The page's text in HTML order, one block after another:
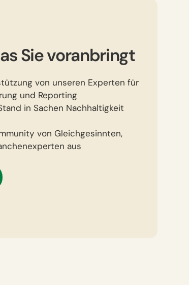
Sie voranbringt
von unseren Experten für
und Reporting
in Sachen Nachhaltigkeit
von Gleichgesinnten,
aus